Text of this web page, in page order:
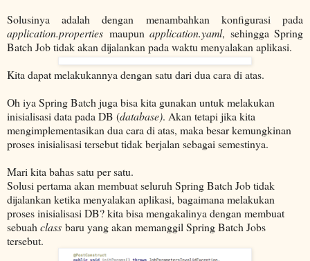
Solusinya adalah dengan menambahkan konfigurasi pada
application.properties maupun application.yaml, sehingga Spring
Batch Job tidak akan dijalankan pada waktu menyalakan aplikasi.
Kita dapat melakukannya dengan satu dari dua cara di atas.
Oh iya Spring Batch juga bisa kita gunakan untuk melakukan
inisialisasi data pada DB (database). Akan tetapi jika kita
mengimplementasikan dua cara di atas, maka besar kemungkinan
proses inisialisasi tersebut tidak berjalan sebagai semestinya.
Mari kita bahas satu per satu.
Solusi pertama akan membuat seluruh Spring Batch Job tidak
dijalankan ketika menyalakan aplikasi, bagaimana melakukan
proses inisialisasi DB? kita bisa mengakalinya dengan membuat
sebuah class baru yang akan memanggil Spring Batch Jobs
tersebut.